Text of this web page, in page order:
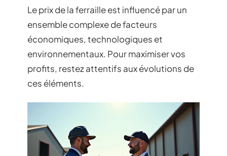
Le prix de la ferraille est influencé par un
ensemble complexe de facteurs
économiques, technologiques et
environnementaux. Pour maximiser vos
profits, restez attentifs aux évolutions de
ces éléments.